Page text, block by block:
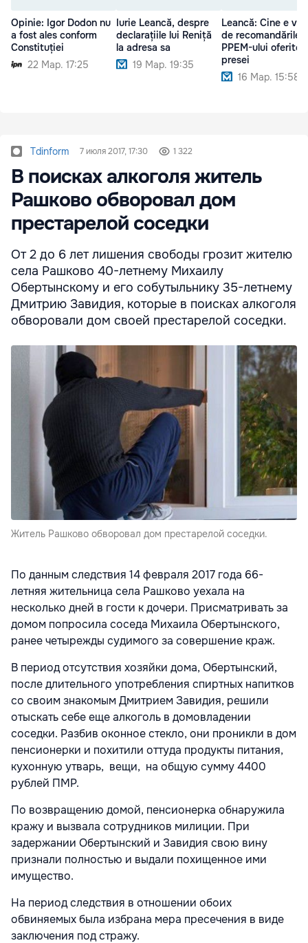
Opinie: Igor Dodon nu
a fost ales conform
Constituției
22 Мар. 17:25
Iurie Leancă, despre
declarațiile lui Reniță
la adresa sa
19 Мар. 19:35
Leancă: Cine e
de recomandările
PPEM-ului oferite
presei
16 Мар. 15:58
Tdinform 7 июля 2017, 17:30 1 322
В поисках алкоголя житель
Рашково обворовал дом
престарелой соседки
От 2 до 6 лет лишения свободы грозит жителю
села Рашково 40-летнему Михаилу
Обертынскому и его собутыльнику 35-летнему
Дмитрию Завидия, которые в поисках алкоголя
обворовали дом своей престарелой соседки.
Житель Рашково обворовал дом престарелой соседки.
По данным следствия 14 февраля 2017 года 66-
летняя жительница села Рашково уехала на
несколько дней в гости к дочери. Присматривать за
домом попросила соседа Михаила Обертынского,
ранее четырежды судимого за совершение краж.
В период отсутствия хозяйки дома, Обертынский,
после длительного употребления спиртных напитков
со своим знакомым Дмитрием Завидия, решили
отыскать себе еще алкоголь в домовладении
соседки. Разбив оконное стекло, они проникли в дом
пенсионерки и похитили оттуда продукты питания,
кухонную утварь, вещи, на общую сумму 4400
рублей ПМР.
По возвращению домой, пенсионерка обнаружила
кражу и вызвала сотрудников милиции. При
задержании Обертынский и Завидия свою вину
признали полностью и выдали похищенное ими
имущество.
На период следствия в отношении обоих
обвиняемых была избрана мера пресечения в виде
заключения под стражу.